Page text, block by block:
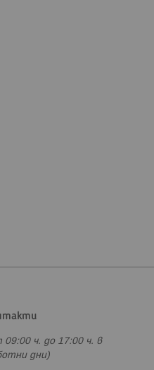
09:00 ч. до 17:00 ч. в
дни)